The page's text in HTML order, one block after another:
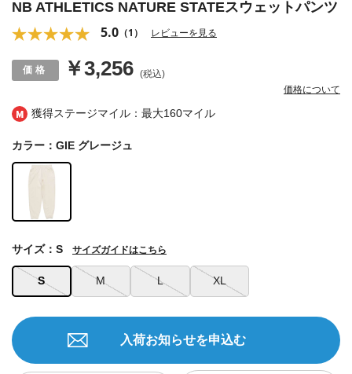
獲得ステージマイル：最大160マイル
NB ATHLETICS NATURE STATEスウェットパンツ
5.0 （1） レビューを見る
￥3,256 (税込)
価格について
カラー：GIE グレージュ
S M L XL
サイズ：S サイズガイドはこちら
入荷お知らせを申込む